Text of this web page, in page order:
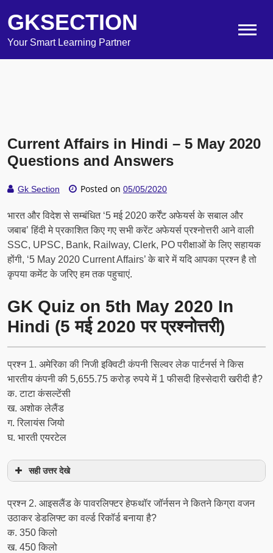
GKSECTION
Your Smart Learning Partner
Current Affairs in Hindi – 5 May 2020
Questions and Answers
Gk Section Posted on 05/05/2020
भारत और विदेश से सम्बंधित ‘5 मई 2020 कर्रेंट अफेयर्स के सबाल और
जबाब’ हिंदी मे प्रकाशित किए गए सभी करेंट अफेयर्स प्रश्नोत्तरी आने वाली
SSC, UPSC, Bank, Railway, Clerk, PO परीक्षाओं के लिए सहायक
होंगी, ‘5 May 2020 Current Affairs’ के बारे में यदि आपका प्रश्न है तो
कृपया कमेंट के जरिए हम तक पहुचाएं.
GK Quiz on 5th May 2020 In
Hindi (5 मई 2020 पर प्रश्नोत्तरी)
प्रश्न 1. अमेरिका की निजी इक्विटी कंपनी सिल्वर लेक पार्टनर्स ने किस
भारतीय कंपनी की 5,655.75 करोड़ रुपये में 1 फीसदी हिस्सेदारी खरीदी है?
क. टाटा कंसल्टेंसी
ख. अशोक लेलैंड
ग. रिलायंस जियो
घ. भारती एयरटेल
सही उत्तर देखे
प्रश्न 2. आइसलैंड के पावरलिफ्टर हेफथॉर जॉर्नसन ने कितने किग्रा वजन
उठाकर डेडलिफ्ट का वर्ल्ड रिकॉर्ड बनाया है?
क. 350 किलो
ख. 450 किलो